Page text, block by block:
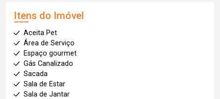
Itens do Imóvel
Aceita Pet
Área de Serviço
Espaço gourmet
Gás Canalizado
Sacada
Sala de Estar
Sala de Jantar